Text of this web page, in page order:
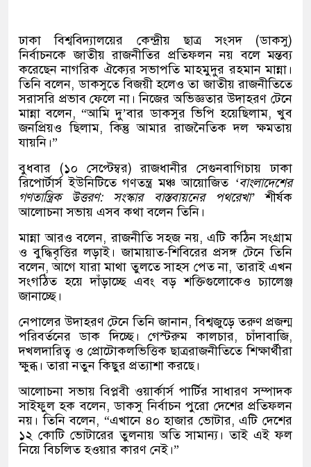
ঢাকা বিশ্ববিদ্যালয়ের কেন্দ্রীয় ছাত্র সংসদ (ডাকসু)
নির্বাচনকে জাতীয় রাজনীতির প্রতিফলন নয় বলে মন্তব্য
করেছেন নাগরিক ঐক্যের সভাপতি মাহমুদুর রহমান মান্না।
তিনি বলেন, ডাকসুতে বিজয়ী হলেও তা জাতীয় রাজনীতিতে
সরাসরি প্রভাব ফেলে না। নিজের অভিজ্ঞতার উদাহরণ টেনে
মান্না বলেন, “আমি দু’বার ডাকসুর ভিপি হয়েছিলাম, খুব
জনপ্রিয়ও ছিলাম, কিন্তু আমার রাজনৈতিক দল ক্ষমতায়
যায়নি।”
বুধবার (১০ সেপ্টেম্বর) রাজধানীর সেগুনবাগিচায় ঢাকা
রিপোর্টার্স ইউনিটিতে গণতন্ত্র মঞ্চ আয়োজিত ‘বাংলাদেশের
গণতান্ত্রিক উত্তরণ: সংস্কার বাস্তবায়নের পথরেখা’শীর্ষক
আলোচনা সভায় এসব কথা বলেন তিনি।
মান্না আরও বলেন, রাজনীতি সহজ নয়, এটি কঠিন সংগ্রাম
ও বুদ্ধিবৃত্তির লড়াই। জামায়াত-শিবিরের প্রসঙ্গ টেনে তিনি
বলেন, আগে যারা মাথা তুলতে সাহস পেত না, তারাই এখন
সংগঠিত হয়ে দাঁড়াচ্ছে এবং বড় শক্তিগুলোকেও চ্যালেঞ্জ
জানাচ্ছে।
নেপালের উদাহরণ টেনে তিনি জানান, বিশ্বজুড়ে তরুণ প্রজন্ম
পরিবর্তনের ডাক দিচ্ছে। গেস্টরুম কালচার, চাঁদাবাজি,
দখলদারিত্ব ও প্রোটোকলভিত্তিক ছাত্ররাজনীতিতে শিক্ষার্থীরা
ক্ষুব্ধ। তারা নতুন কিছুর প্রত্যাশা করছে।
আলোচনা সভায় বিপ্লবী ওয়ার্কার্স পার্টির সাধারণ সম্পাদক
সাইফুল হক বলেন, ডাকসু নির্বাচন পুরো দেশের প্রতিফলন
নয়। তিনি বলেন, “এখানে ৪০ হাজার ভোটার, এটি দেশের
১২ কোটি ভোটারের তুলনায় অতি সামান্য। তাই এই ফল
নিয়ে বিচলিত হওয়ার কারণ নেই।”